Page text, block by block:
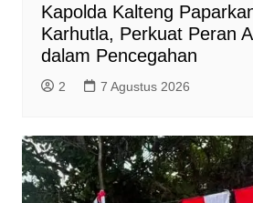
Kapolda Kalteng
Karhutla, Perkuat Peran
dalam Pencegahan
2 7 Agustus 2026